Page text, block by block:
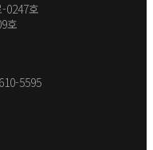
0247호
호
5595